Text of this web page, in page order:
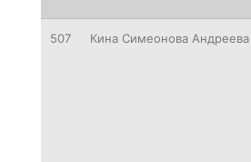
507 Кина Симеонова Андреева